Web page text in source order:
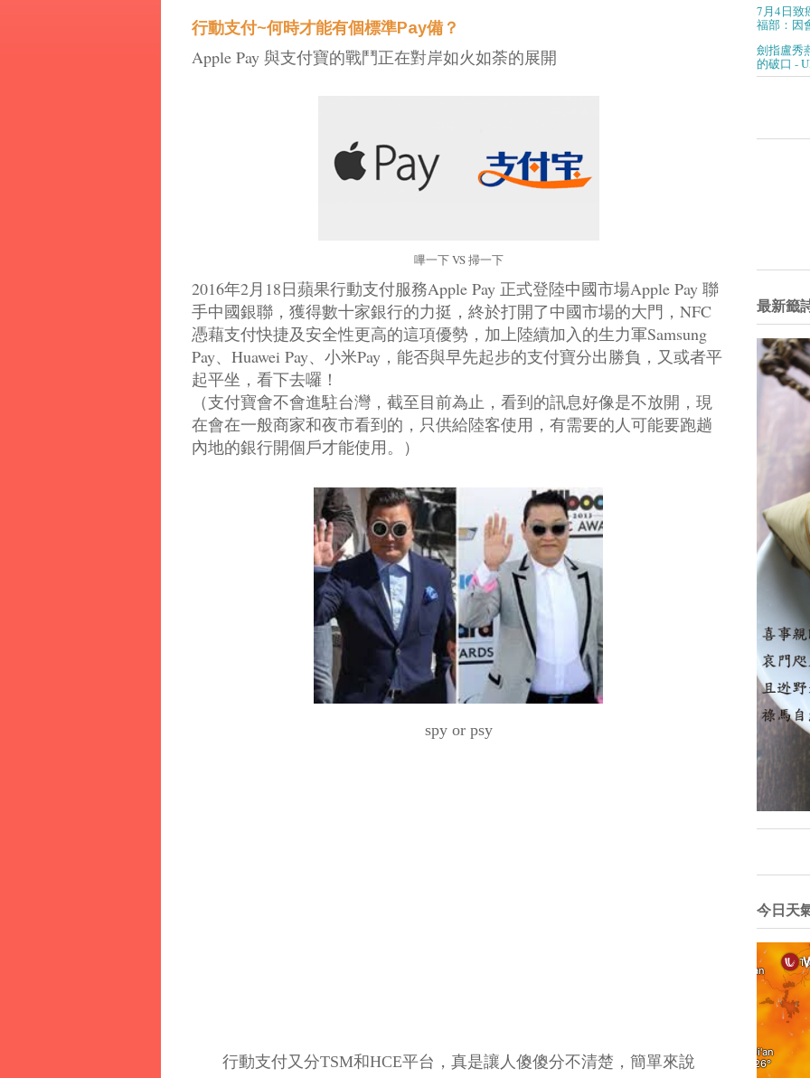
行動支付~何時才能有個標準Pay備？
Apple Pay 與支付寶的戰鬥正在對岸如火如荼的展開
嗶一下 VS 掃一下
2016年2月18日蘋果行動支付服務Apple Pay 正式登陸中國市場Apple Pay 聯
手中國銀聯，獲得數十家銀行的力挺，終於打開了中國市場的大門，NFC
憑藉支付快捷及安全性更高的這項優勢，加上陸續加入的生力軍Samsung
Pay、Huawei Pay、小米Pay， 能否與早先起步的支付寶分出勝負，又或者平
起平坐，看下去囉！
（支付寶會不會進駐台灣 ，截至目前為止，看到的訊息好像是不放開 ，現
在會在一般商家和夜市看到的，只供給陸客使用，有需要的人可能要跑趟
內地的銀行開個戶才能使用。）
spy or psy
行動支付又分TSM和HCE平台，真是讓人傻傻分不清楚， 簡單來說
7月4日致
福部：因
劍指盧秀
的破口 -
最新籤
今日天